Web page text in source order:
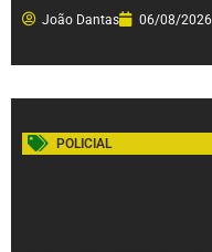
João Dantas 06/08/2026
POLICIAL